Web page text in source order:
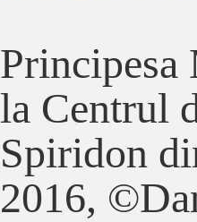
Principesa
la Centrul
Spiridon
2016,